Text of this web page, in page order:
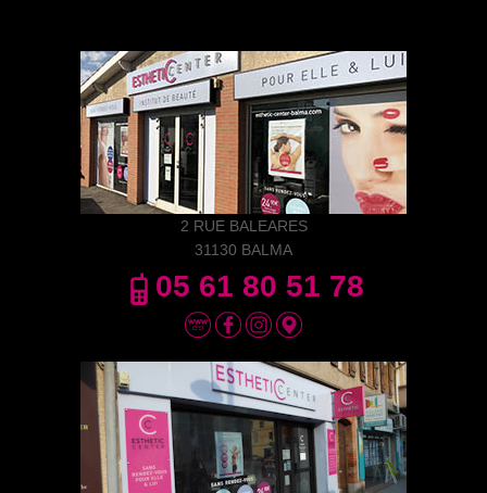
2 RUE BALEARES
31130 BALMA
05 61 80 51 78